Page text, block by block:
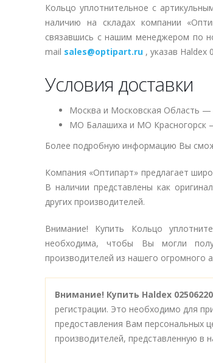
Кольцо уплотнительное с
наличию на складах компании
связавшись с нашим менеджером по
mail sales@optipart.ru , указав Haldex
Условия доставки
Москва и Московская Область —
МО Балашиха и МО Красногорск
Более подробную информацию Вы
Компания «Оптипарт» предлагает
В наличии представлены как
других производителей.
Внимание! Купить Кольцо
необходима, чтобы Вы могли
производителей из нашего огромного
Внимание! Купить Haldex
регистрации. Это необходимо для
предоставления Вам персональных
производителей, представленную в